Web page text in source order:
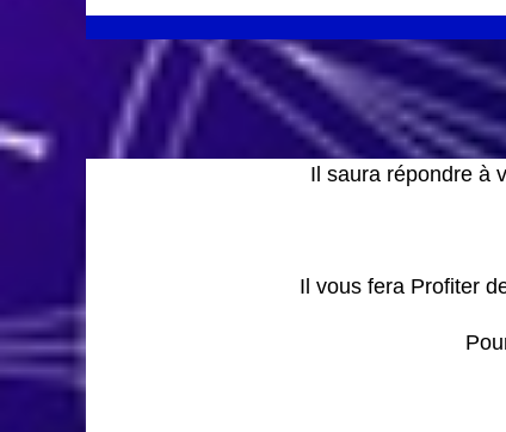
Il saura répondre à
Il vous fera Profiter